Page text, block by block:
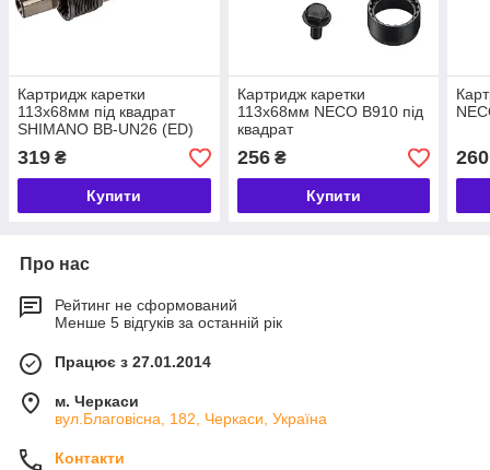
Картридж каретки
113х68мм під квадрат
SHIMANO BB-UN26 (ED)
319 ₴
Купити
Картридж каретки
113х68мм NECO B910 під
квадрат
256₴
Купити
260
Про нас
Рейтинг не сформований
Менше 5 відгуків за останній рік
Працює з 27.01.2014
м. Черкаси
вул.Благовісна, 182, Черкаси, Україна
Контакти